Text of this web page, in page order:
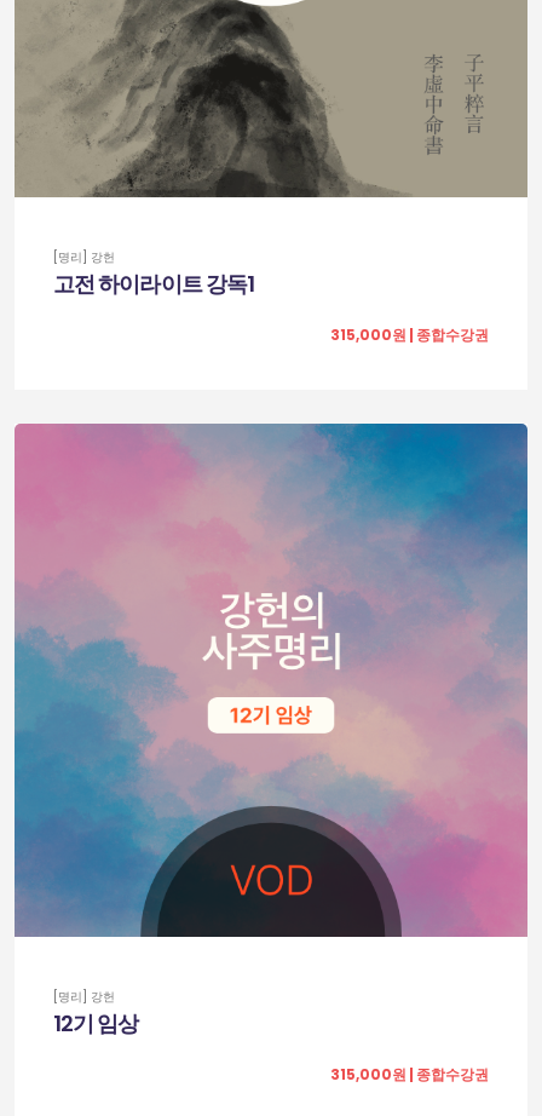
[명리] 강헌
고전 하이라이트 강독1
315,000원 | 종합수강권
[명리] 강헌
12기 임상
315,000원 | 종합수강권